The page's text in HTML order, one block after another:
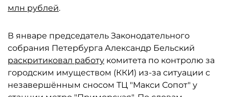
млн рублей.
В январе председатель Законодательного
собрания Петербурга Александр Бельский
раскритиковал работу комитета по контролю за
городским имуществом (ККИ) из-за ситуации с
незавершённым сносом ТЦ "Макси Сопот" у